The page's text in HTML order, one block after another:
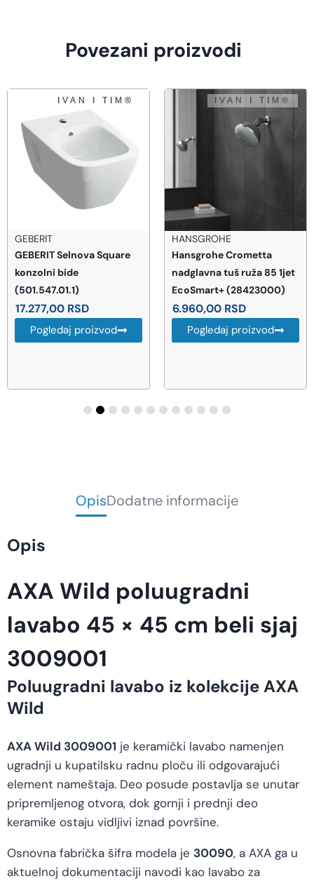
Povezani proizvodi
GEBERIT
GEBERIT Selnova Square
konzolni bide
(501.547.01.1)
17.277,00 RSD
Pogledaj proizvod
HANSGROHE
Hansgrohe Crometta
nadglavna tuš ruža 85 1jet
EcoSmart+ (28423000)
6.960,00 RSD
Pogledaj proizvod
OpisDodatne informacije
Opis
AXA Wild poluugradni
lavabo 45 × 45 cm beli sjaj
3009001
Poluugradni lavabo iz kolekcije AXA
Wild
AXA Wild 3009001 je keramički lavabo namenjen
ugradnji u kupatilsku radnu ploču ili odgovarajući
element nameštaja. Deo posude postavlja se unutar
pripremljenog otvora, dok gornji i prednji deo
keramike ostaju vidljivi iznad površine.
Osnovna fabrička šifra modela je 30090, a AXA ga u
aktuelnoj dokumentaciji navodi kao lavabo za